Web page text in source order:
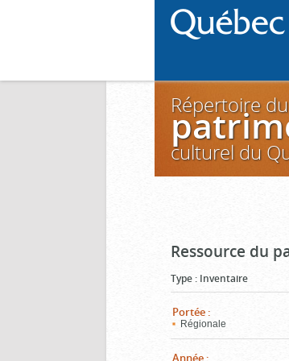
Répertoire du
culturel du
Ressource du
Type : Inventaire
Portée :
Régionale